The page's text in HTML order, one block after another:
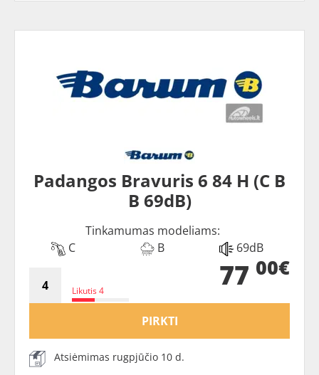
Padangos Bravuris 6 84 H (C B
B 69dB)
Tinkamumas modeliams:
C
B 69dB
Likutis 4 77 00€
PIRKTI
Atsiėmimas rugpjūčio 10 d.